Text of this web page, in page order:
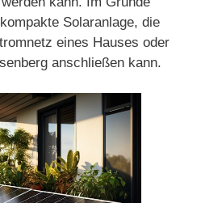
Solaranlage, die
eines Hauses oder
anschließen kann.